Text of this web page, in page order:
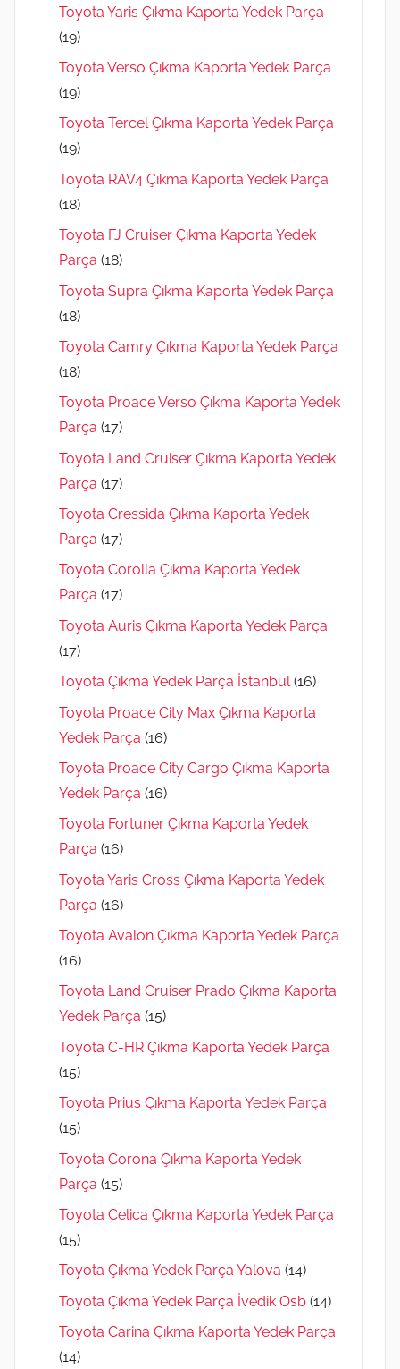
Toyota Yaris Çıkma Kaporta Yedek Parça
(19)
Toyota Verso Çıkma Kaporta Yedek Parça
(19)
Toyota Tercel Çıkma Kaporta Yedek Parça
(19)
Toyota RAV4 Çıkma Kaporta Yedek Parça
(18)
Toyota FJ Cruiser Çıkma Kaporta Yedek
Parça (18)
Toyota Supra Çıkma Kaporta Yedek Parça
(18)
Toyota Camry Çıkma Kaporta Yedek Parça
(18)
Toyota Proace Verso Çıkma Kaporta Yedek
Parça (17)
Toyota Land Cruiser Çıkma Kaporta Yedek
Parça (17)
Toyota Cressida Çıkma Kaporta Yedek
Parça (17)
Toyota Corolla Çıkma Kaporta Yedek
Parça (17)
Toyota Auris Çıkma Kaporta Yedek Parça
(17)
Toyota Çıkma Yedek Parça İstanbul (16)
Toyota Proace City Max Çıkma Kaporta
Yedek Parça (16)
Toyota Proace City Cargo Çıkma Kaporta
Yedek Parça (16)
Toyota Fortuner Çıkma Kaporta Yedek
Parça (16)
Toyota Yaris Cross Çıkma Kaporta Yedek
Parça (16)
Toyota Avalon Çıkma Kaporta Yedek Parça
(16)
Toyota Land Cruiser Prado Çıkma Kaporta
Yedek Parça (15)
Toyota C-HR Çıkma Kaporta Yedek Parça
(15)
Toyota Prius Çıkma Kaporta Yedek Parça
(15)
Toyota Corona Çıkma Kaporta Yedek
Parça (15)
Toyota Celica Çıkma Kaporta Yedek Parça
(15)
Toyota Çıkma Yedek Parça Yalova (14)
Toyota Çıkma Yedek Parça İvedik Osb (14)
Toyota Carina Çıkma Kaporta Yedek Parça
(14)